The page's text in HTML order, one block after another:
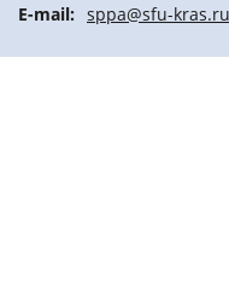
E-mail: sppa@sfu-kras.ru